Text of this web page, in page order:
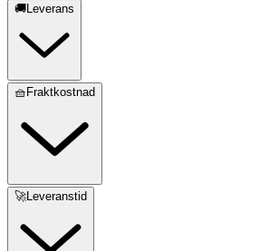
🚚Leverans
🧺Fraktkostnad
🚀Leveranstid